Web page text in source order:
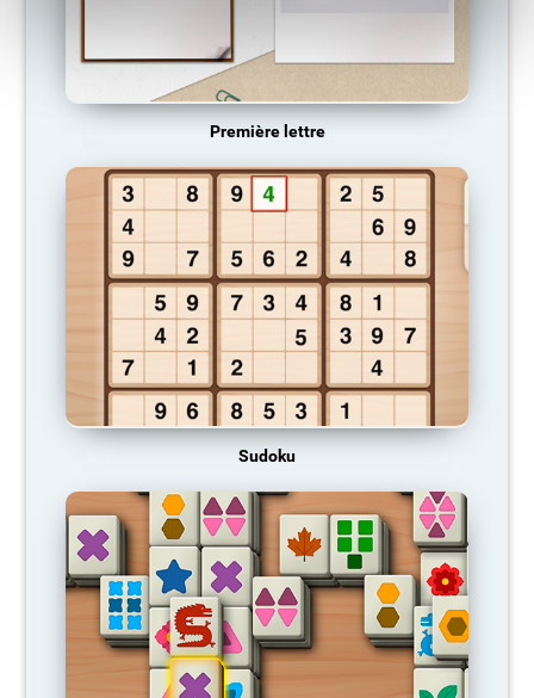
Première lettre
Sudoku